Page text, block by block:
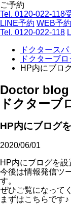
ご予約
Tel. 0120-022-118
LINE予約 WEB予約
Tel. 0120-022-118
ドクタース
ドクターブロ
HP内にブロ
Doctor blog
ドクターブ
HP内にブログ
2020/06/01
HP内にブログを設
今後は情報発信ツ
す。
ぜひご覧になって
まずはこちらです♪